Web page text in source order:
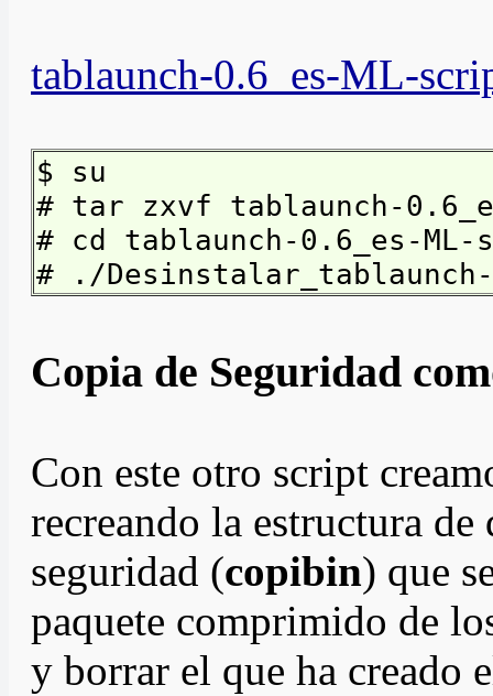
tablaunch-0.6_es-ML-
$ su
# tar zxvf tablaunch-
# cd tablaunch-0.6_es-
# ./Desinstalar_tablaunch-
Copia de Seguridad
Con este otro script
recreando la estructura
seguridad (copibin) que
paquete comprimido de
y borrar el que ha creado